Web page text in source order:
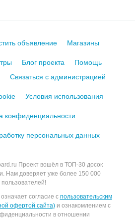
Проект вошёл в ТОП-30 досок
Нам доверяет уже более 150 000
пользователей!
согласие с пользовательским
офертой сайта) и ознакомлением с
в отношении
объявление Магазины
Блог проекта
Помощь
Связаться с администрацией
Условия использования
конфиденциальности
персональных данных